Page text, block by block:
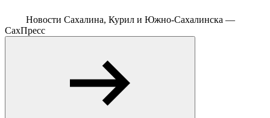
Новости Сахалина, Курил и Южно-Сахалинска —
СахПресс